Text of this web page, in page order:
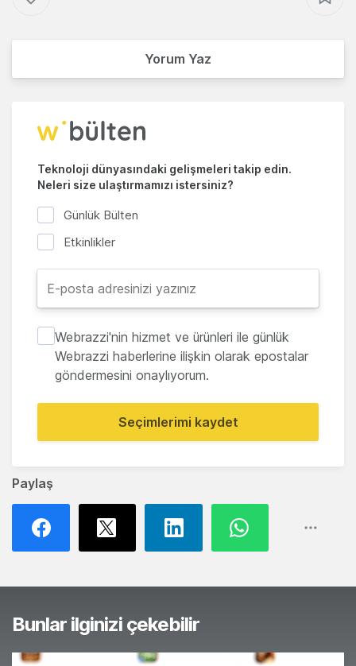
Paylaş
Yorum Yaz
Teknoloji dünyasındaki gelişmeleri takip edin.
Neleri size ulaştırmamızı istersiniz?
Günlük Bülten
Etkinlikler
Webrazzi'nin hizmet ve ürünleri ile günlük
Webrazzi haberlerine ilişkin olarak epostalar
göndermesini onaylıyorum.
Seçimlerimi kaydet
Bunlar ilginizi çekebilir